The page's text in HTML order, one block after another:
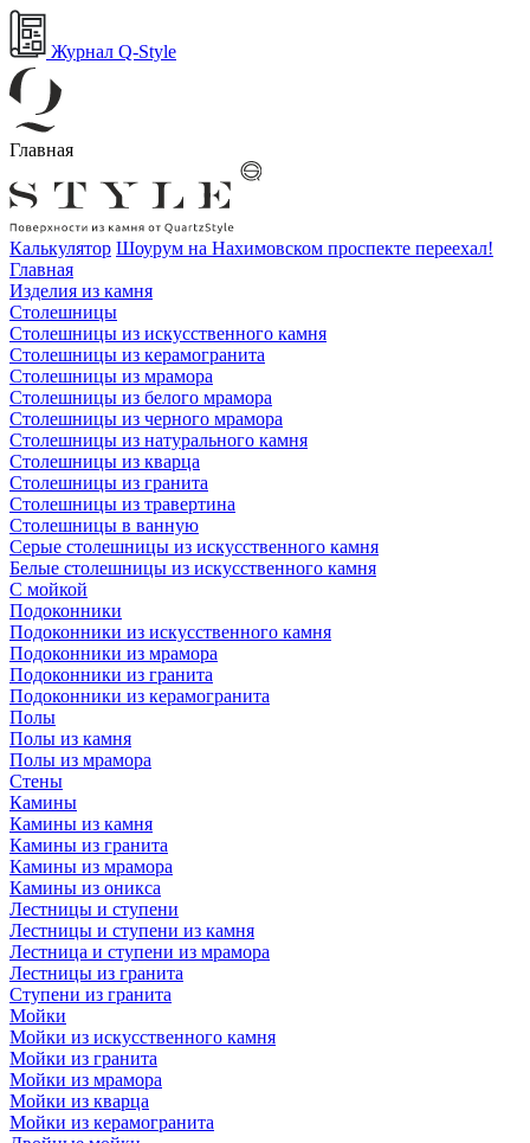
Журнал Q-Style
Главная
Калькулятор Шоурум на Нахимовском проспекте переехал!
Главная
Изделия из камня
Столешницы
Столешницы из искусственного камня
Столешницы из керамогранита
Столешницы из мрамора
Столешницы из белого мрамора
Столешницы из черного мрамора
Столешницы из натурального камня
Столешницы из кварца
Столешницы из гранита
Столешницы из травертина
Столешницы в ванную
Серые столешницы из искусственного камня
Белые столешницы из искусственного камня
С мойкой
Подоконники
Подоконники из искусственного камня
Подоконники из мрамора
Подоконники из гранита
Подоконники из керамогранита
Полы
Полы из камня
Полы из мрамора
Стены
Камины
Камины из камня
Камины из гранита
Камины из мрамора
Камины из оникса
Лестницы и ступени
Лестницы и ступени из камня
Лестница и ступени из мрамора
Лестницы из гранита
Ступени из гранита
Мойки
Мойки из искусственного камня
Мойки из гранита
Мойки из мрамора
Мойки из кварца
Мойки из керамогранита